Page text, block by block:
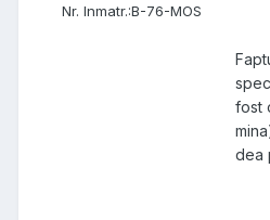
Nr. Inmatr.:B-76-MOS
fost
dea